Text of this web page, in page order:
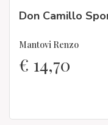
Don Camillo
Mantovi Renzo
€ 14,70